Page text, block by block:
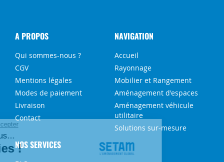
A PROPOS
Qui sommes-nous ?
CGV
Mentions légales
Modes de paiement
Livraison
Contact
NAVIGATION
Accueil
Rayonnage
Mobilier et Rangement
Aménagement d'espaces
Aménagement véhicule
utilitaire
Solutions sur-mesure
NOS SERVICES